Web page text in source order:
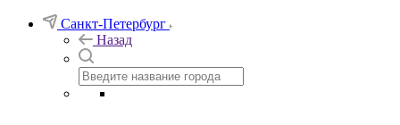
Санкт-Петербург
Назад